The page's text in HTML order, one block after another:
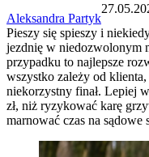
Aleksandra Partyk
Pieszy się spieszy i
jezdnię w niedozwolonym
przypadku to najlepsze
wszystko zależy od
niekorzystny finał. Lepiej
zł, niż ryzykować karę
marnować czas na sądowe